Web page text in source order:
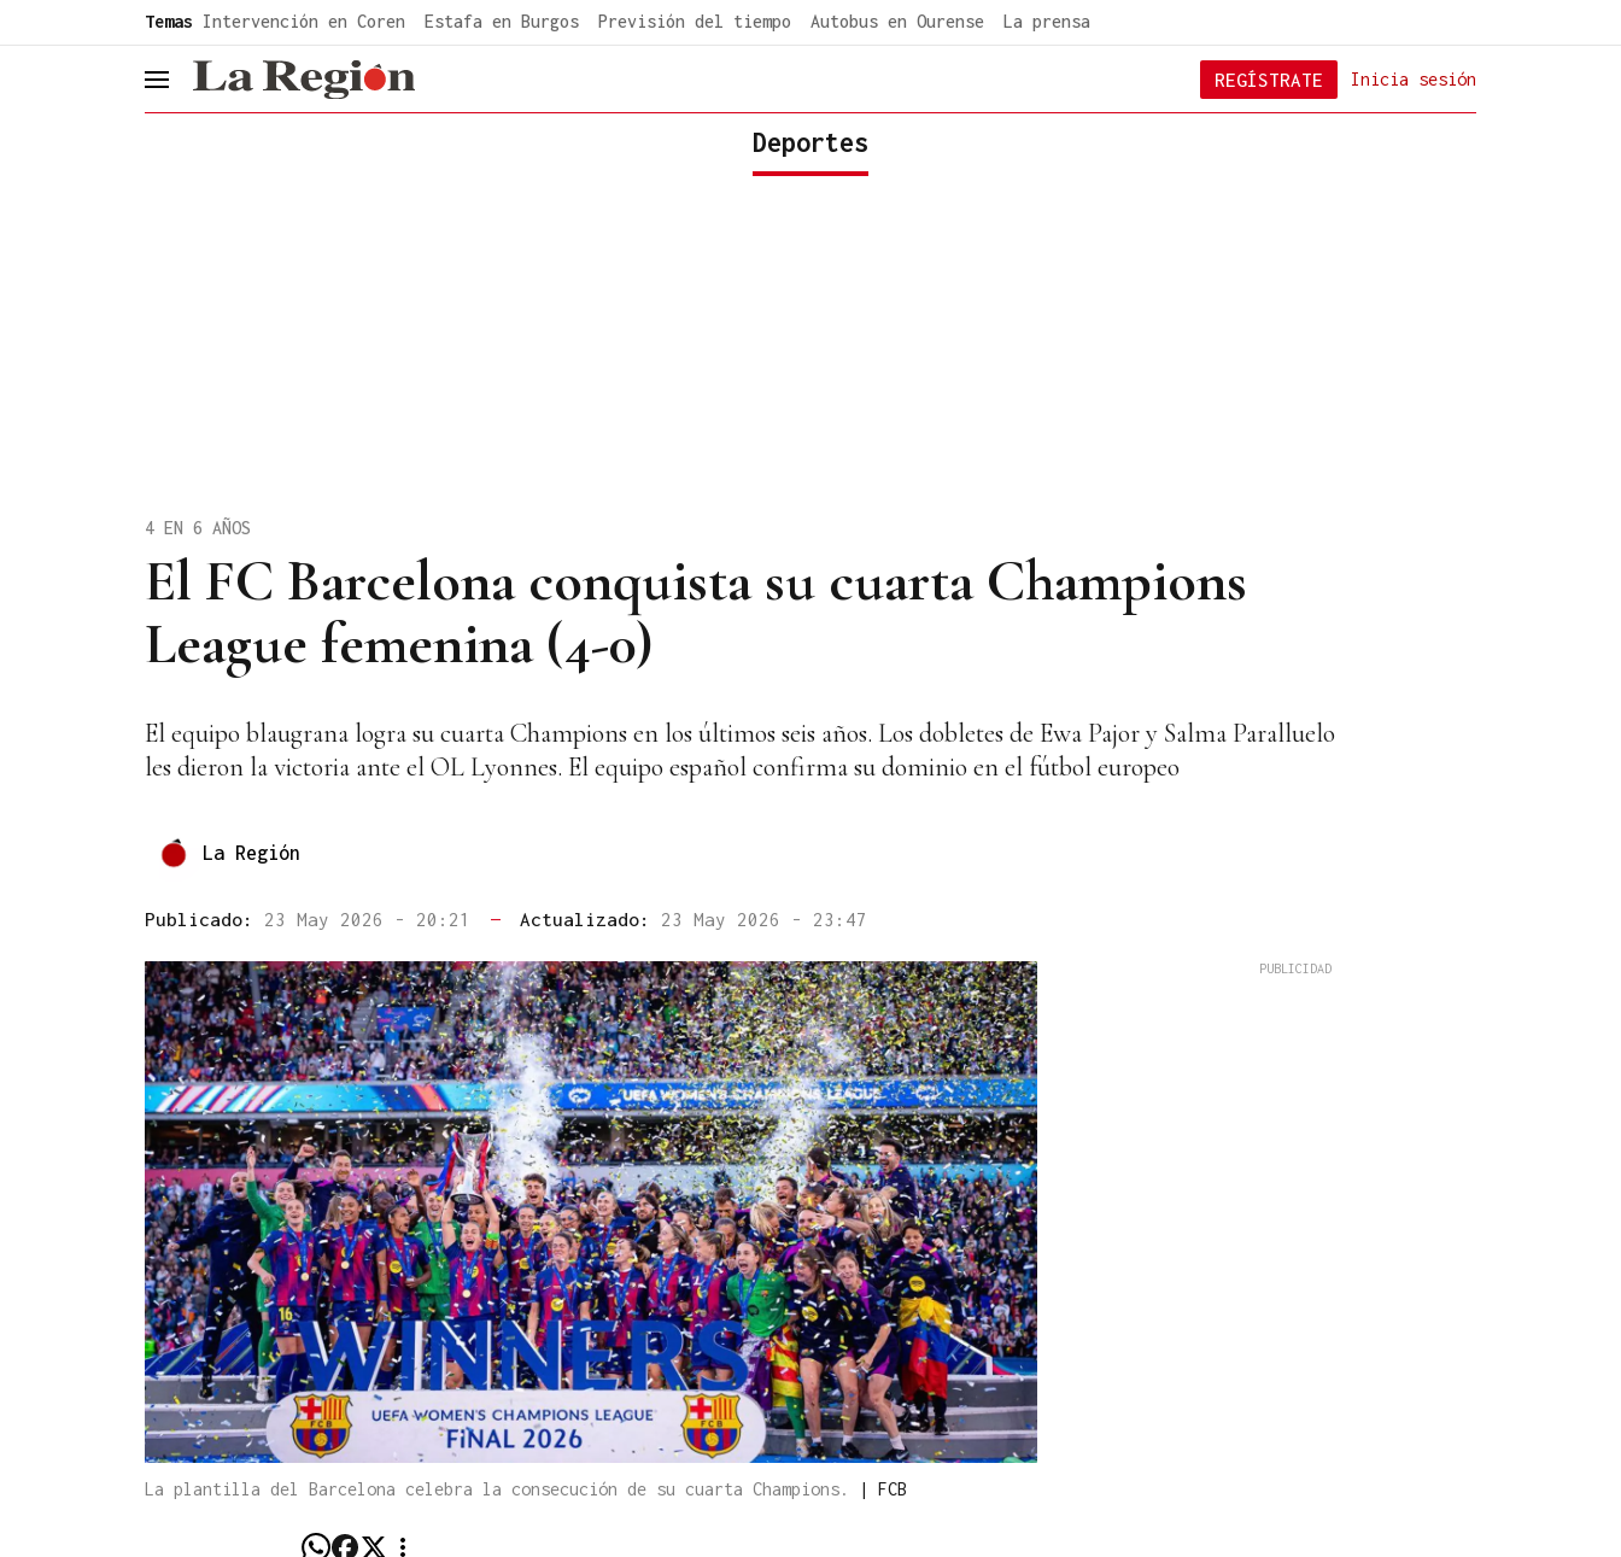
Temas Intervención en Coren Estafa en Burgos Previsión del tiempo Autobus en Ourense La prensa
header.menu.open Inicia sesión
REGÍSTRATE
Deportes
El FC Barcelona conquista su cuarta Champions
League femenina (4-0)
4 EN 6 AÑOS
El equipo blaugrana logra su cuarta Champions en los últimos seis años. Los dobletes de Ewa Pajor y Salma Paralluelo
les dieron la victoria ante el OL Lyonnes. El equipo español confirma su dominio en el fútbol europeo
La Región
Publicado: 23 May 2026 - 20:21 — Actualizado: 23 May 2026 - 23:47
La plantilla del Barcelona celebra la consecución de su cuarta Champions. | FCB